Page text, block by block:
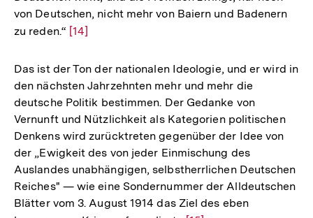
von Deutschen, nicht mehr von Baiern und Badenern
zu reden.“ Zur
der
Fußnote
[14]
Das ist der Ton der nationalen Ideologie, und er wird in
den nächsten Jahrzehnten mehr und mehr die
deutsche Politik bestimmen. Der Gedanke von
Vernunft und Nützlichkeit als Kategorien politischen
Denkens wird zurücktreten gegenüber der Idee von
der „Ewigkeit des von jeder Einmischung des
Auslandes unabhängigen, selbstherrlichen Deutschen
Reiches" — wie eine Sondernummer der Alldeutschen
Blätter vom 3. August 1914 das Ziel des eben